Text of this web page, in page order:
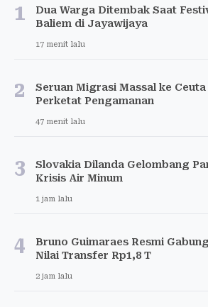
1
Dua Warga Ditembak Saat
Baliem di Jayawijaya
17 menit lalu
2
Seruan Migrasi Massal ke
Perketat Pengamanan
47 menit lalu
3
Slovakia Dilanda Gelombang
Krisis Air Minum
1 jam lalu
4
Bruno Guimaraes Resmi
Nilai Transfer Rp1,8 T
2 jam lalu